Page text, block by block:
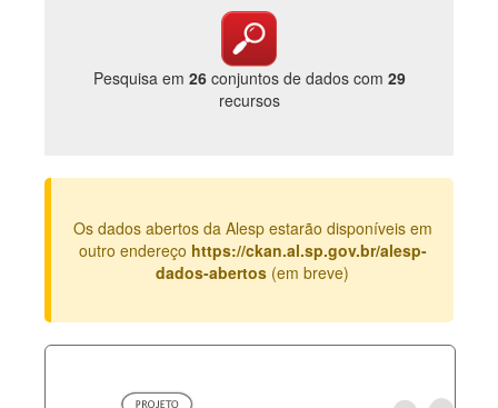
Catálogo de dados
Legislação
Perguntas frequentes
Pesquisa em 26conjuntos de dados com 29
recursos
Os dados abertos da Alesp estarão disponíveis em
outro endereço https://ckan.al.sp.gov.br/alesp-
dados-abertos (em breve)